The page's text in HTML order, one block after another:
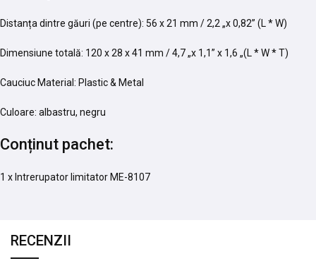
Distanța dintre găuri (pe centre): 56 x 21 mm / 2,2 „x 0,82” (L * W)
Dimensiune totală: 120 x 28 x 41 mm / 4,7 „x 1,1” x 1,6 „(L * W * T)
Cauciuc Material: Plastic & Metal
Culoare: albastru, negru
Conținut pachet:
1 x Intrerupator limitator ME-8107
RECENZII